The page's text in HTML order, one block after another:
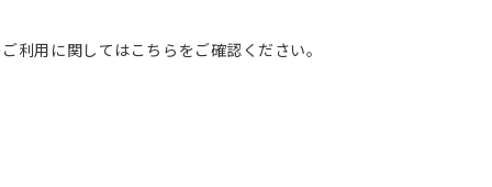
利用に関してはこちらをご確認ください。